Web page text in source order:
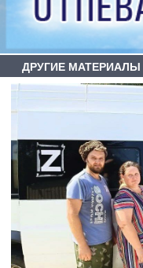
ДРУГИЕ МАТЕРИАЛЫ